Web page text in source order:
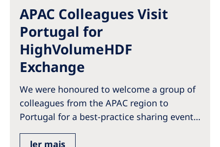
APAC Colleagues Visit
Portugal for
HighVolumeHDF
Exchange
We were honoured to welcome a group of
colleagues from the APAC region to
Portugal for a best-practice sharing event…
ler mais